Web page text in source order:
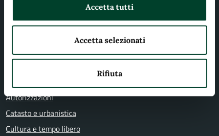
Accetta tutti
Accetta selezionati
Rifiuta
CATEGORIE DI SERVIZIO
Ambiente
Autorizzazioni
Catasto e urbanistica
Cultura e tempo libero